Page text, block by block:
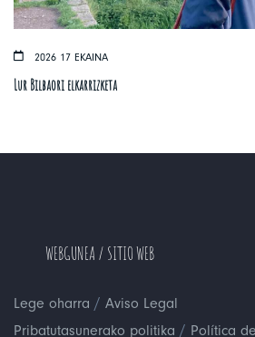
2026 17 EKAINA
Lur Bilbaori elkarrizketa
WEBGUNEA / SITIO WEB
Lege oharra / Aviso Legal
Pribatutasunerako politika / Política